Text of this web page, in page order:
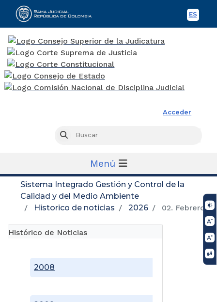
ES
Acceder
Buscar
Menú
Sistema Integrado Gestión y Control de la
Calidad y del Medio Ambiente
Historico de noticias
2026 02. Febrero
Histórico de Noticias
2008